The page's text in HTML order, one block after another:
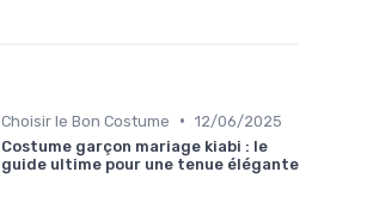
Choisir le Bon Costume • 12/06/2025
Costume garçon mariage kiabi : le
guide ultime pour une tenue élégante